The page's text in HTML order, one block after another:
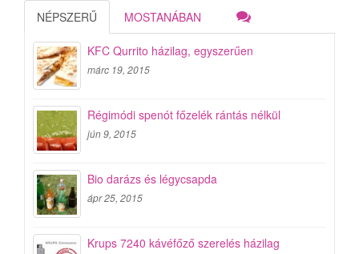
NÉPSZERŰ MOSTANÁBAN
KFC Qurrito házilag, egyszerűen
márc 19, 2015
Régimódi spenót főzelék rántás nélkül
jún 9, 2015
Bio darázs és légycsapda
ápr 25, 2015
Krups 7240 kávéfőző szerelés házilag